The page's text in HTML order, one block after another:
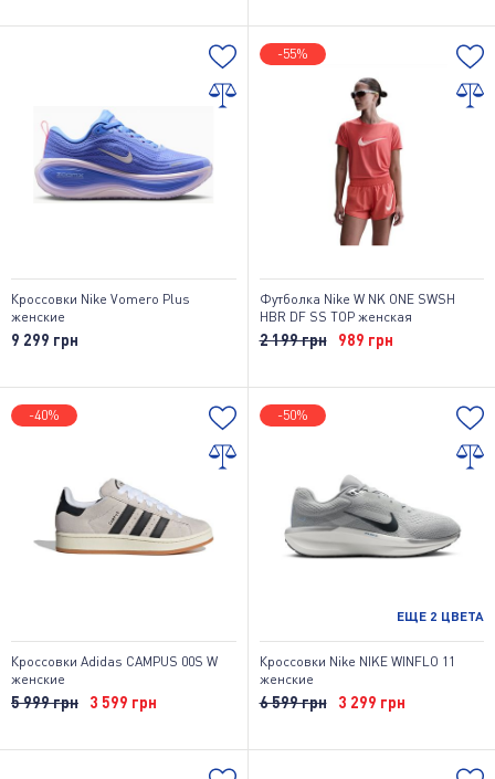
Кроссовки Nike Vomero Plus
женские
9 299 грн
-55%
Футболка Nike W NK ONE SWSH
HBR DF SS TOP женская
2 199 грн 989 грн
-40%
Кроссовки Adidas CAMPUS 00S W
женские
5 999 грн 3 599 грн
-50%
ЕЩЕ 2 ЦВЕТА
Кроссовки Nike NIKE WINFLO 11
женские
6 599 грн 3 299 грн